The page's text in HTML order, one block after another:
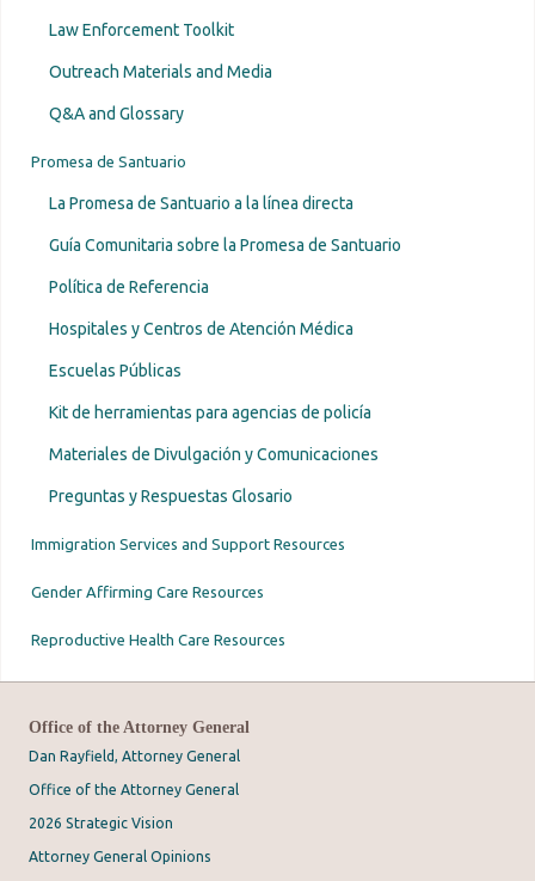
Law Enforcement Toolkit
Outreach Materials and Media
Q&A and Glossary
Promesa de Santuario
La Promesa de Santuario a la línea directa
Guía Comunitaria sobre la Promesa de Santuario
Política de Referencia
Hospitales y Centros de Atención Médica
Escuelas Públicas
Kit de herramientas para agencias de policía
Materiales de Divulgación y Comunicaciones
Preguntas y Respuestas Glosario
Immigration Services and Support Resources
Gender Affirming Care Resources
Reproductive Health Care Resources
Office of the Attorney General
Dan Rayfield, Attorney General
Office of the Attorney General
2026 Strategic Vision
Attorney General Opinions